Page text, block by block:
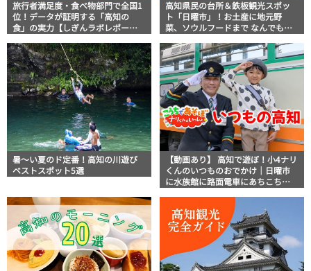
旅行者満足度・食べ物部門で全国1
位！データが証明する「高知の
食」の実力【しぎんラボレポー
高知県民の台所＆鉄板観光スポッ
ト「日曜市」！お土産に地元野
菜、ソウルフードまで なんでもそ
説！
暑～い夏のド定番！高知の川遊び
ベストスポット5選
【動画あり】 高知で遊ぼ！小4ナリ
くんのいつものおでかけ｜日曜市
に水族館に路面電車にあちこち巡